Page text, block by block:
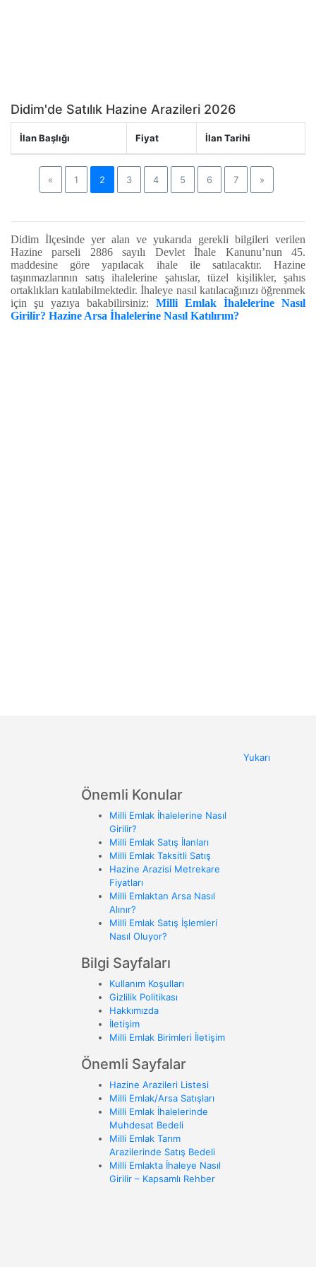
Didim'de Satılık Hazine Arazileri 2026
İlan Başlığı Fiyat İlan Tarihi
« Previous
1 2 3 4 5 6 7 »
Didim İlçesinde yer alan ve yukarıda gerekli bilgileri verilen
Hazine parseli 2886 sayılı Devlet İhale Kanunu’nun 45.
maddesine göre yapılacak ihale ile satılacaktır. Hazine
taşınmazlarının satış ihalelerine şahıslar, tüzel kişilikler, şahıs
ortaklıkları katılabilmektedir. İhaleye nasıl katılacağınızı öğrenmek
için şu yazıya bakabilirsiniz: Milli Emlak İhalelerine Nasıl
Girilir? Hazine Arsa İhalelerine Nasıl Katılırım?
Yukarı
Önemli Konular
Milli Emlak İhalelerine Nasıl
Girilir?
Milli Emlak Satış İlanları
Milli Emlak Taksitli Satış
Hazine Arazisi Metrekare
Fiyatları
Milli Emlaktan Arsa Nasıl
Alınır?
Milli Emlak Satış İşlemleri
Nasıl Oluyor?
Bilgi Sayfaları
Kullanım Koşulları
Gizlilik Politikası
Hakkımızda
İletişim
Milli Emlak Birimleri İletişim
Önemli Sayfalar
Hazine Arazileri Listesi
Milli Emlak/Arsa Satışları
Milli Emlak İhalelerinde
Muhdesat Bedeli
Milli Emlak Tarım
Arazilerinde Satış Bedeli
Milli Emlakta İhaleye Nasıl
Girilir – Kapsamlı Rehber